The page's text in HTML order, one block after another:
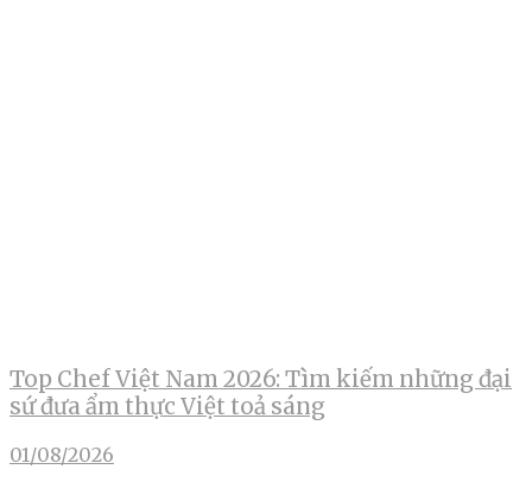
Top Chef Việt Nam 2026: Tìm kiếm những đại
sứ đưa ẩm thực Việt toả sáng
01/08/2026